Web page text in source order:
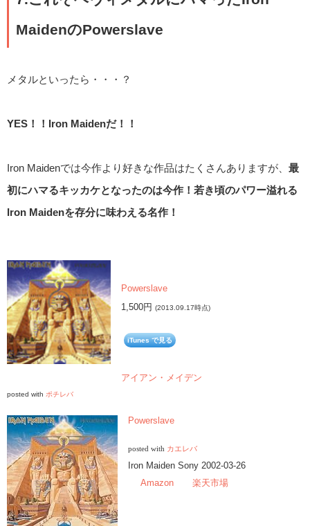
MaidenのPowerslave
メタルといったら・・・？
YES！！Iron Maidenだ！！
Iron Maidenでは今作より好きな作品はたくさんありますが、 最
初にハマるキッカケとなったのは今作！若き頃のパワー溢れる
Iron Maidenを存分に味わえる名作！
Powerslave
1,500円 (2013.09.17時点)
iTunes で見る
アイアン・メイデン
posted with ポチレバ
Powerslave
posted with カエレバ
Iron Maiden Sony 2002-03-26
Amazon
楽天市場